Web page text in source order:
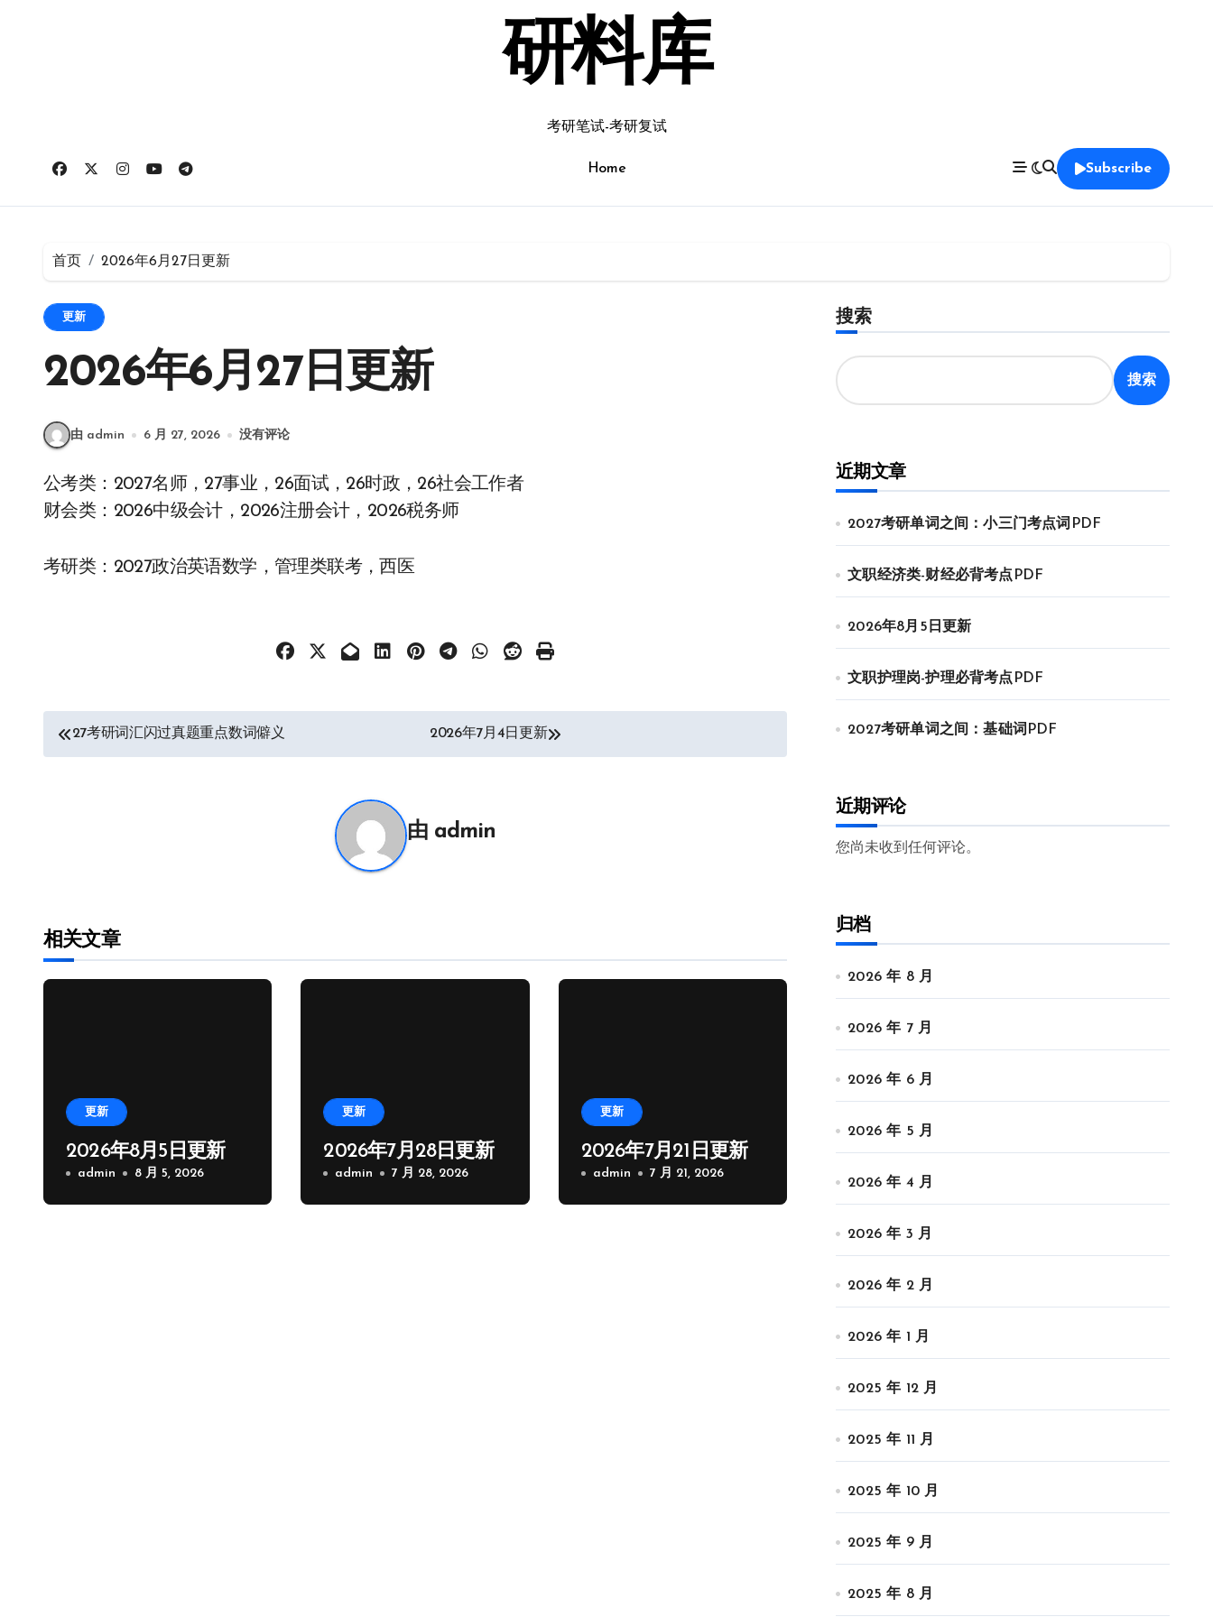
研料库
考研笔试-考研复试
Home Subscribe
首页 2026年6月27日更新
更新
2026年6月27日更新
由 admin 6 月 27, 2026 没有评论
公考类：2027名师，27事业，26面试，26时政，26社会工作者
财会类：2026中级会计，2026注册会计，2026税务师
考研类：2027政治英语数学，管理类联考，西医
文27考研词汇闪过真题重点数词僻义 2026年7月4日更新
由 admin
相关文章
更新
2026年8月5日更新
admin 8 月 5, 2026
更新
2026年7月28日更新
admin 7 月 28, 2026
更新
2026年7月21日更新
admin 7 月 21, 2026
搜索
搜索
近期文章
2027考研单词之间：小三门考点词PDF
文职经济类-财经必背考点PDF
2026年8月5日更新
文职护理岗-护理必背考点PDF
2027考研单词之间：基础词PDF
近期评论
您尚未收到任何评论。
归档
2026 年 8 月
2026 年 7 月
2026 年 6 月
2026 年 5 月
2026 年 4 月
2026 年 3 月
2026 年 2 月
2026 年 1 月
2025 年 12 月
2025 年 11 月
2025 年 10 月
2025 年 9 月
2025 年 8 月